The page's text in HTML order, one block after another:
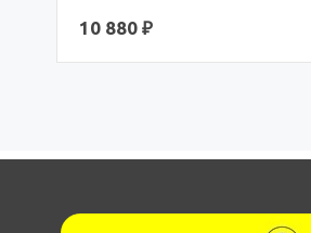
10 880 ₽